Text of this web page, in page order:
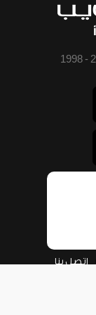
جميع الحقوق محفوظة © 2026 - 1998
اتصل بنا